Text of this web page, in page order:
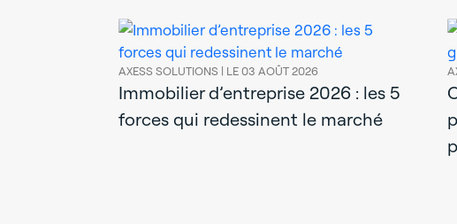
AXESS SOLUTIONS | LE 03 AOÛT 2026
Immobilier d’entreprise 2026 : les 5
forces qui redessinent le marché